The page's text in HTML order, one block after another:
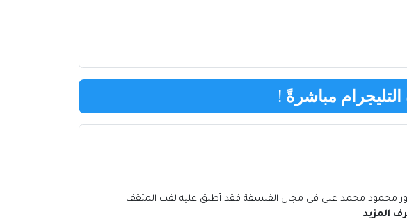
مباشرةً !
محمود محمد علي في مجال الفلسفة فقد أطلق عليه لقب المثقف
المزيد